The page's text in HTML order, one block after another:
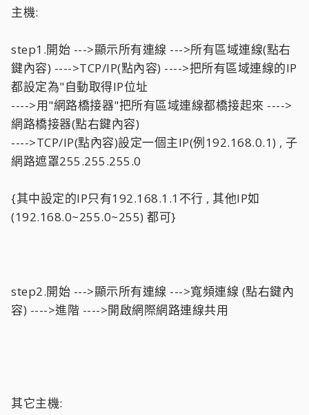
主機:
step1.開始 --->顯示所有連線 --->所有區域連線(點右
鍵內容) ---->TCP/IP(點內容) ---->把所有區域連線的IP
都設定為"自動取得IP位址
---->用"網路橋接器"把所有區域連線都橋接起來 ---->
網路橋接器(點右鍵內容)
---->TCP/IP(點內容)設定一個主IP(例192.168.0.1) , 子
網路遮罩255.255.255.0
{其中設定的IP只有192.168.1.1不行 , 其他IP如
(192.168.0~255.0~255) 都可}
step2.開始 --->顯示所有連線 --->寬頻連線 (點右鍵內
容) ---->進階 ---->開啟網際網路連線共用
其它主機: